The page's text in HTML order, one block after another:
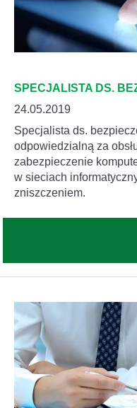
SPECJALISTA DS.
24.05.2019
Specjalista ds.
odpowiedzialną za
zabezpieczenie
w sieciach
zniszczeniem.